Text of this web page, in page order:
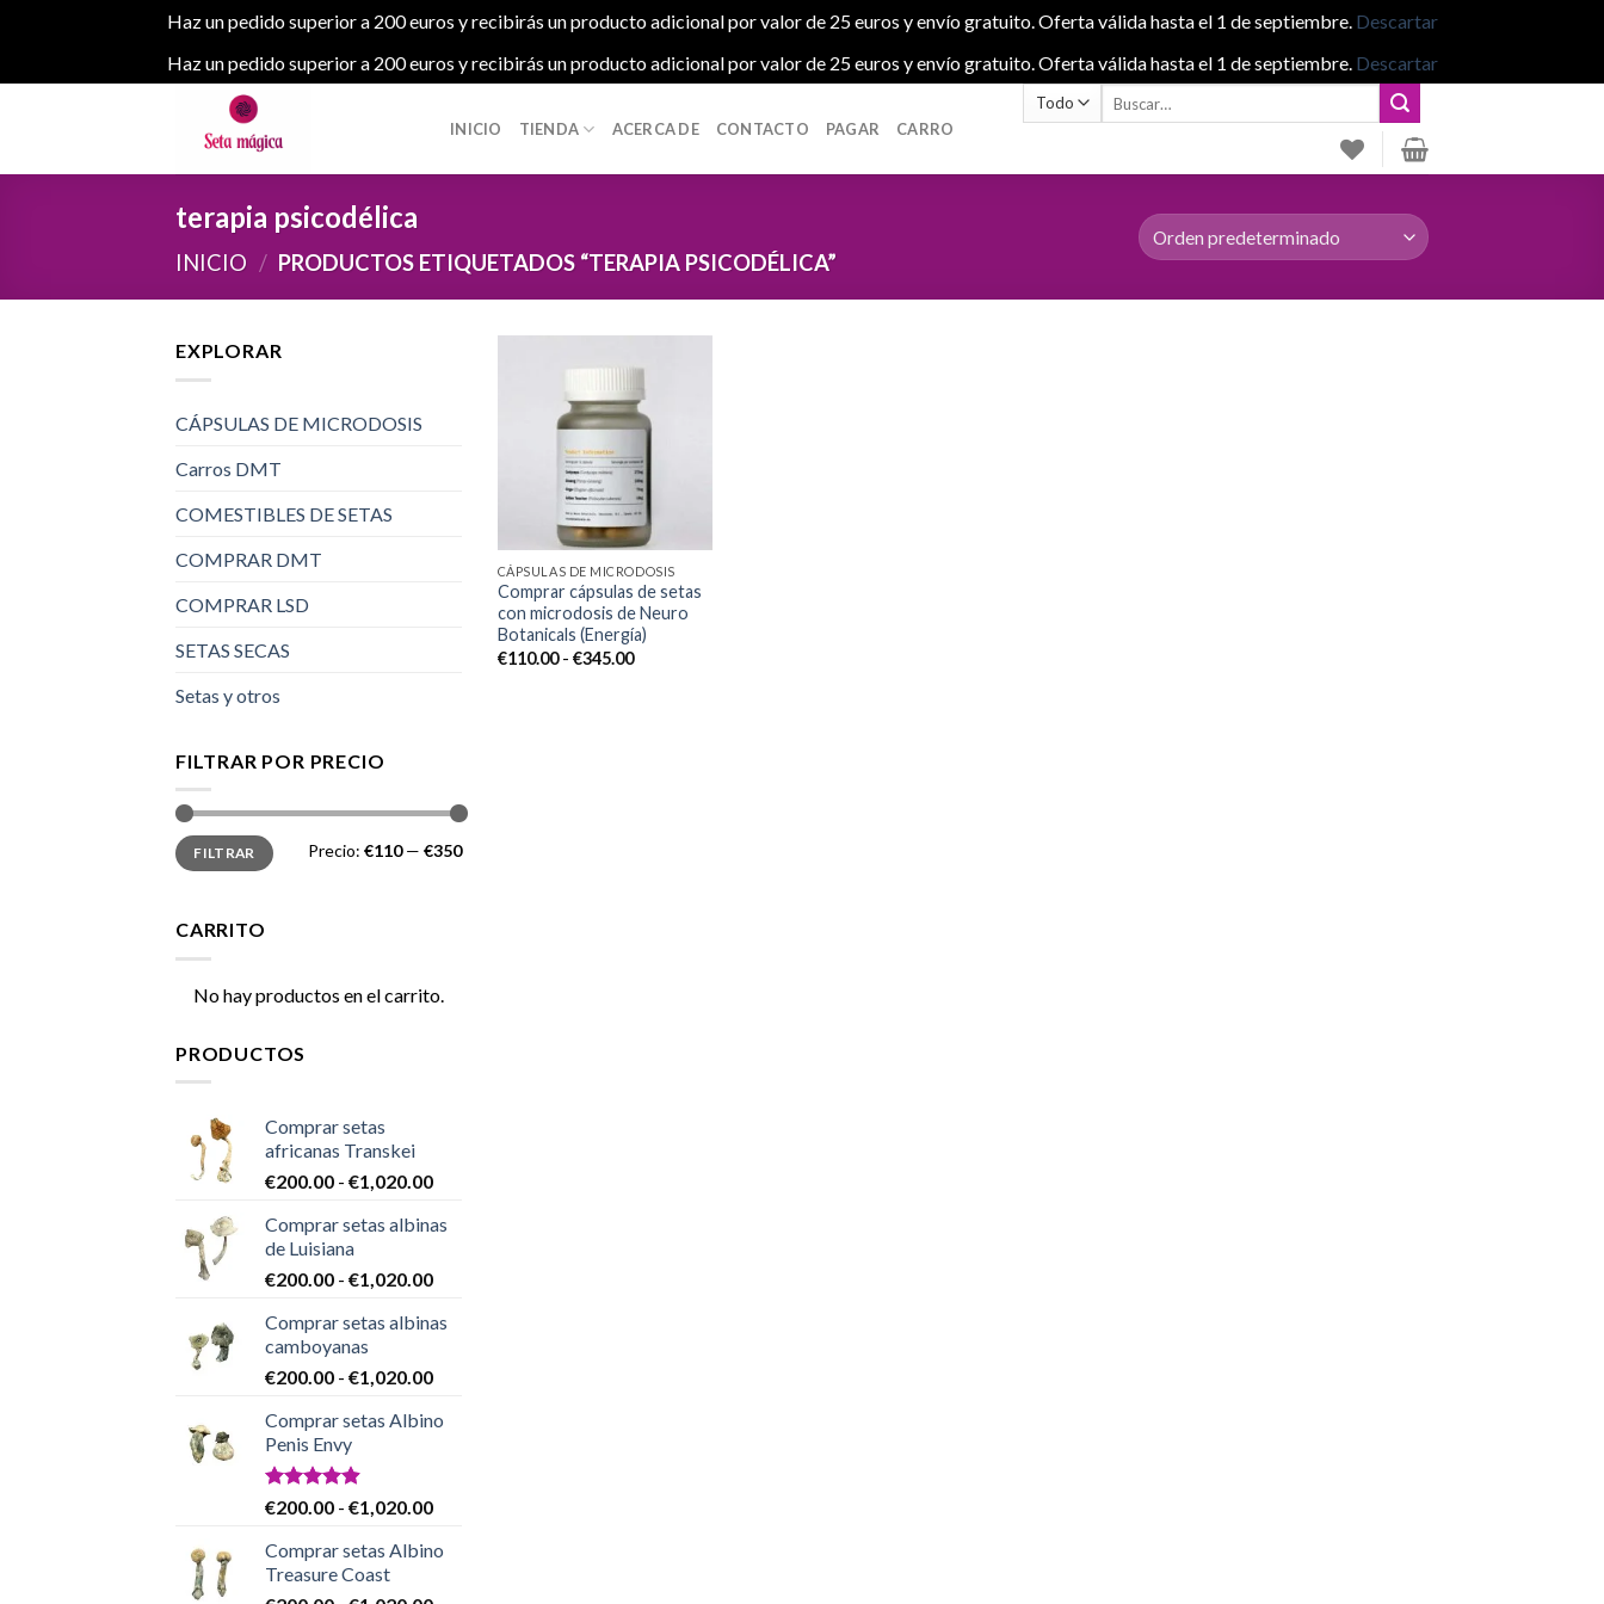
Haz un pedido superior a 200 euros y recibirás un producto adicional por valor de 25 euros y envío gratuito. Oferta válida hasta el 1 de septiembre. Descartar
Haz un pedido superior a 200 euros y recibirás un producto adicional por valor de 25 euros y envío gratuito. Oferta válida hasta el 1 de septiembre. Descartar
INICIO TIENDA ACERCA DE CONTACTO PAGAR CARRO
Buscar
terapia psicodélica
INICIO / PRODUCTOS ETIQUETADOS “TERAPIA PSICODÉLICA”
EXPLORAR
CÁPSULAS DE MICRODOSIS
Carros DMT
COMESTIBLES DE SETAS
COMPRAR DMT
COMPRAR LSD
SETAS SECAS
Setas y otros
FILTRAR POR PRECIO
Precio
mínimo
Precio
máximo
FILTRAR Precio: €110— €350
CARRITO
No hay productos en el carrito.
PRODUCTOS
Comprar setas
africanas Transkei
€200.00 - €1,020.00Rango
precios:
€200.00
€1,020.00
Comprar setas albinas
de Luisiana
€200.00 - €1,020.00Rango
precios:
€200.00
€1,020.00
Comprar setas albinas
camboyanas
€200.00 - €1,020.00Rango
precios:
hasta
Comprar setas Albino
Penis Envy
Valorado
de 5
€200.00 - €1,020.00Rango
precios:
Comprar setas Albino
Treasure Coast
CÁPSULAS DE MICRODOSIS
Comprar cápsulas de setas
con microdosis de Neuro
Botanicals (Energía)
€110.00 - €345.00Rango